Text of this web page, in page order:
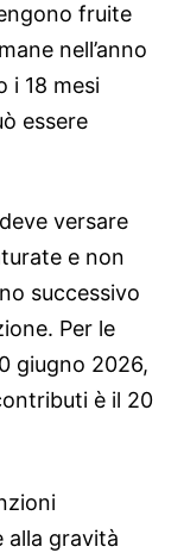
fruite
nell’anno
i 18 mesi
essere
versare
e non
successivo
Per le
giugno 2026,
è il 20
alla gravità